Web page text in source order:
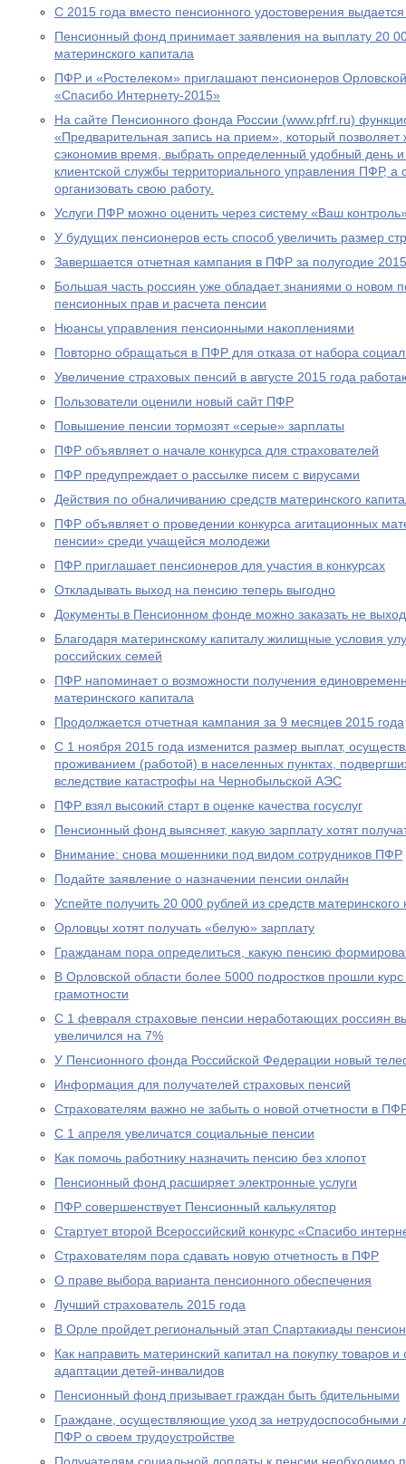
С 2015 года вместо пенсионного удостоверения выдается
Пенсионный фонд принимает заявления на выплату 20
материнского капитала
ПФР и «Ростелеком» приглашают пенсионеров Орловской
«Спасибо Интернету-2015»
На сайте Пенсионного фонда России (www.pfrf.ru)
«Предварительная запись на прием», который
сэкономив время, выбрать определенный удобный день
клиентской службы территориального управления ПФР,
организовать свою работу.
Услуги ПФР можно оценить через систему «Ваш
У будущих пенсионеров есть способ увеличить размер
Завершается отчетная кампания в ПФР за полугодие
Большая часть россиян уже обладает знаниями о новом
пенсионных прав и расчета пенсии
Нюансы управления пенсионными накоплениями
Повторно обращаться в ПФР для отказа от набора
Увеличение страховых пенсий в августе 2015 года
Пользователи оценили новый сайт ПФР
Повышение пенсии тормозят «серые» зарплаты
ПФР объявляет о начале конкурса для страхователей
ПФР предупреждает о рассылке писем с вирусами
Действия по обналичиванию средств материнского
ПФР объявляет о проведении конкурса агитационных
пенсии» среди учащейся молодежи
ПФР приглашает пенсионеров для участия в конкурсах
Откладывать выход на пенсию теперь выгодно
Документы в Пенсионном фонде можно заказать не
Благодаря материнскому капиталу жилищные условия
российских семей
ПФР напоминает о возможности получения
материнского капитала
Продолжается отчетная кампания за 9 месяцев 2015 года
С 1 ноября 2015 года изменится размер выплат,
проживанием (работой) в населенных пунктах,
вследствие катастрофы на Чернобыльской АЭС
ПФР взял высокий старт в оценке качества госуслуг
Пенсионный фонд выясняет, какую зарплату хотят
Внимание: снова мошенники под видом сотрудников ПФР
Подайте заявление о назначении пенсии онлайн
Успейте получить 20 000 рублей из средств материнского
Орловцы хотят получать «белую» зарплату
Гражданам пора определиться, какую пенсию
В Орловской области более 5000 подростков прошли
грамотности
С 1 февраля страховые пенсии неработающих россиян
увеличился на 7%
У Пенсионного фонда Российской Федерации новый
Информация для получателей страховых пенсий
Страхователям важно не забыть о новой отчетности в
С 1 апреля увеличатся социальные пенсии
Как помочь работнику назначить пенсию без хлопот
Пенсионный фонд расширяет электронные услуги
ПФР совершенствует Пенсионный калькулятор
Стартует второй Всероссийский конкурс «Спасибо
Страхователям пора сдавать новую отчетность в ПФР
О праве выбора варианта пенсионного обеспечения
Лучший страхователь 2015 года
В Орле пройдет региональный этап Спартакиады
Как направить материнский капитал на покупку товаров
адаптации детей-инвалидов
Пенсионный фонд призывает граждан быть бдительными
Граждане, осуществляющие уход за
ПФР о своем трудоустройстве